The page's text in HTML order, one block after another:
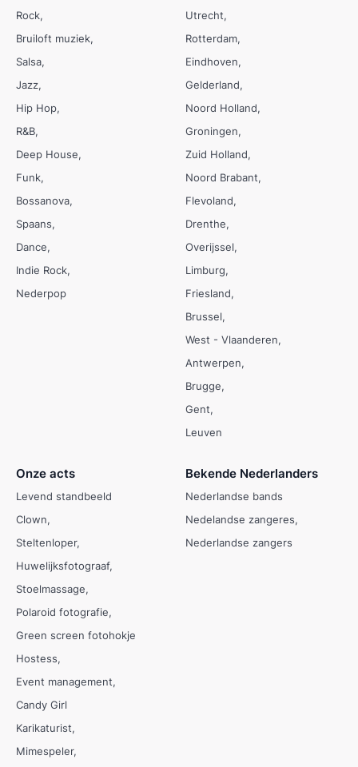
Rock
Bruiloft muziek
Salsa
Jazz
Hip Hop
R&B
Deep House
Funk
Bossanova
Spaans
Dance
Indie Rock
Nederpop
Utrecht
Rotterdam
Eindhoven
Gelderland
Noord Holland
Groningen
Zuid Holland
Noord Brabant
Flevoland
Drenthe
Overijssel
Limburg
Friesland
Brussel
West - Vlaanderen
Antwerpen
Brugge
Gent
Leuven
Onze acts
Levend standbeeld
Clown
Steltenloper
Huwelijksfotograaf
Stoelmassage
Polaroid fotografie
Green screen fotohokje
Hostess
Event management
Candy Girl
Karikaturist
Mimespeler
Bekende Nederlanders
Nederlandse bands
Nedelandse zangeres
Nederlandse zangers